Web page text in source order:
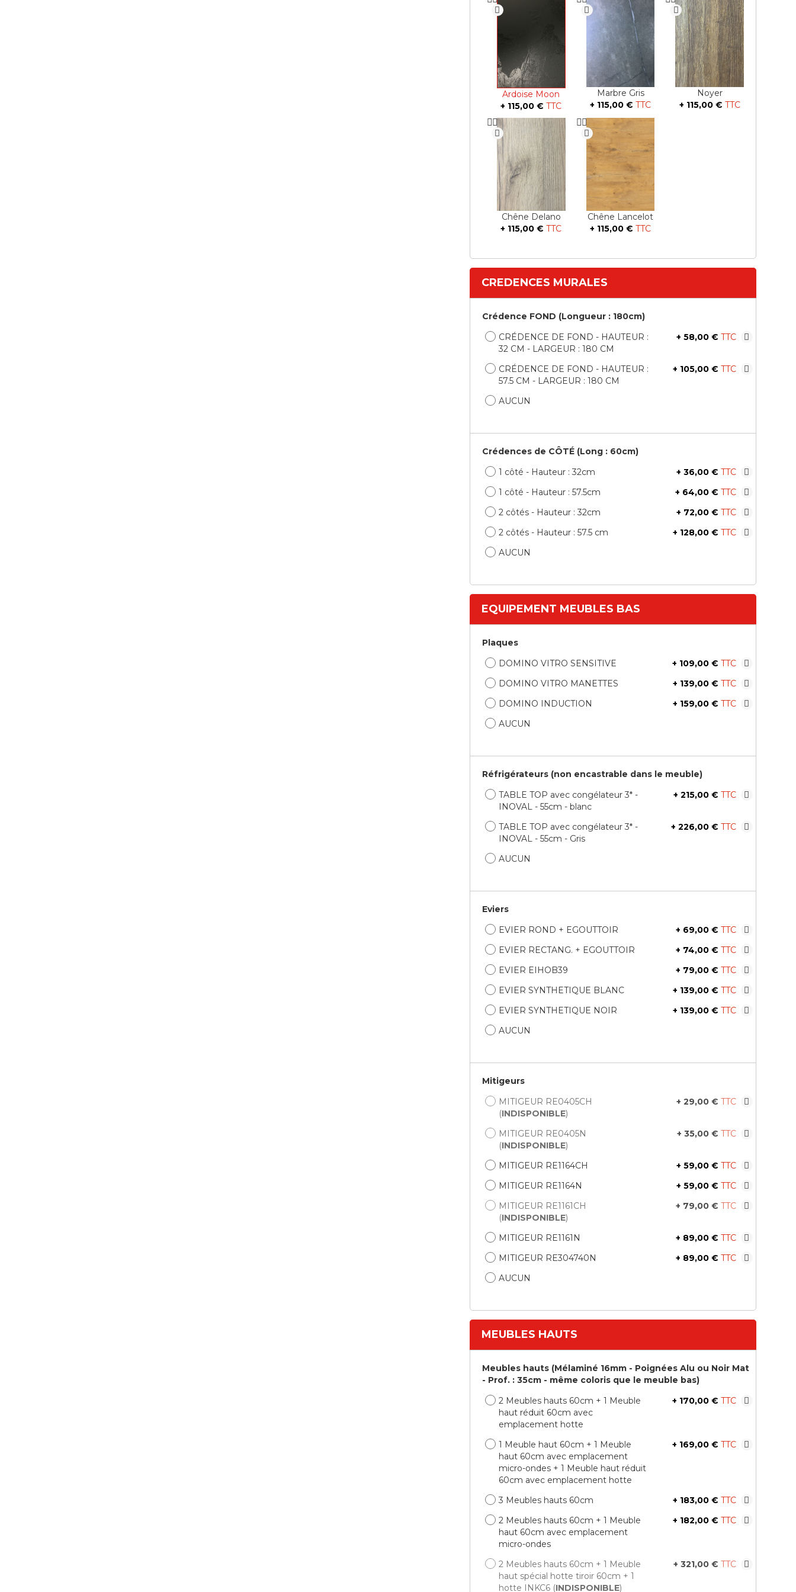
Ardoise Moon
+ 115,00 €
Marbre Gris
+ 115,00 €
Noyer
+ 115,00 €
Chêne Delano
+ 115,00 €
Chêne Lancelot
+ 115,00 €
CREDENCES MURALES
Crédence FOND (Longueur : 180cm)
CRÉDENCE DE FOND - HAUTEUR :
32 CM - LARGEUR : 180 CM
+ 58,00 €
CRÉDENCE DE FOND - HAUTEUR :
57.5 CM - LARGEUR : 180 CM
+ 105,00 €
AUCUN
Crédences de CÔTÉ (Long : 60cm)
1 côté - Hauteur : 32cm
+ 36,00 €
1 côté - Hauteur : 57.5cm
+ 64,00 €
2 côtés - Hauteur : 32cm
+ 72,00 €
2 côtés - Hauteur : 57.5 cm
+ 128,00 €
AUCUN
EQUIPEMENT MEUBLES BAS
Plaques
DOMINO VITRO SENSITIVE
+ 109,00 €
DOMINO VITRO MANETTES
+ 139,00 €
DOMINO INDUCTION
+ 159,00 €
AUCUN
Réfrigérateurs (non encastrable dans le meuble)
TABLE TOP avec congélateur 3* -
INOVAL - 55cm - blanc
+ 215,00 €
TABLE TOP avec congélateur 3* -
INOVAL - 55cm - Gris
+ 226,00 €
AUCUN
Eviers
EVIER ROND + EGOUTTOIR
+ 69,00 €
EVIER RECTANG. + EGOUTTOIR
+ 74,00 €
EVIER EIHOB39
+ 79,00 €
EVIER SYNTHETIQUE BLANC
+ 139,00 €
EVIER SYNTHETIQUE NOIR
+ 139,00 €
AUCUN
Mitigeurs
MITIGEUR RE0405CH
(INDISPONIBLE)
+ 29,00 €
MITIGEUR RE0405N
(INDISPONIBLE)
+ 35,00 €
MITIGEUR RE1164CH + 59,00 €
MITIGEUR RE1164N
+ 59,00 €
MITIGEUR RE1161CH
(INDISPONIBLE)
+ 79,00 €
MITIGEUR RE1161N + 89,00 €
MITIGEUR RE304740N
+ 89,00 €
AUCUN
MEUBLES HAUTS
Meubles hauts (Mélaminé 16mm - Poignées Alu ou Noir Mat
- Prof. : 35cm - même coloris que le meuble bas)
2 Meubles hauts 60cm + 1 Meuble
haut réduit 60cm avec
emplacement hotte
+ 170,00 €
1 Meuble haut 60cm + 1 Meuble
haut 60cm avec emplacement
micro-ondes + 1 Meuble haut réduit
60cm avec emplacement hotte
+ 169,00 €
3 Meubles hauts 60cm + 183,00 €
2 Meubles hauts 60cm + 1 Meuble
haut 60cm avec emplacement
micro-ondes
+ 182,00 €
2 Meubles hauts 60cm + 1 Meuble
haut spécial hotte tiroir 60cm + 1
hotte INKC6 (INDISPONIBLE)
+ 321,00 €